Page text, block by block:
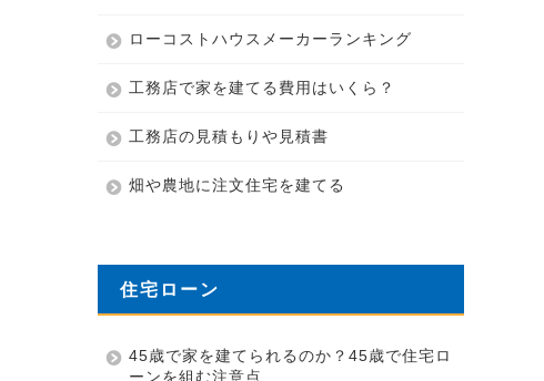
ローコストハウスメーカーランキング
工務店で家を建てる費用はいくら？
工務店の見積もりや見積書
畑や農地に注文住宅を建てる
住宅ローン
45歳で家を建てられるのか？45歳で住宅ロ
ーンを組む注意点